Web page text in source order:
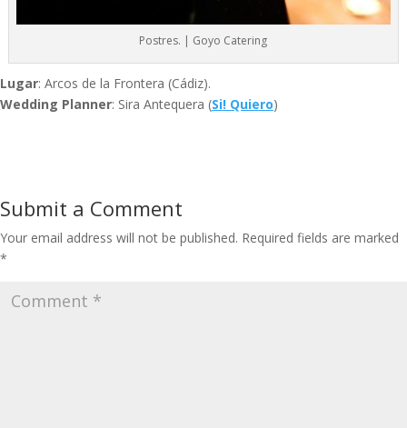
Postres. | Goyo Catering
Lugar: Arcos de la Frontera (Cádiz).
Wedding Planner: Sira Antequera (Si! Quiero)
Submit a Comment
Your email address will not be published. Required fields are marked
*